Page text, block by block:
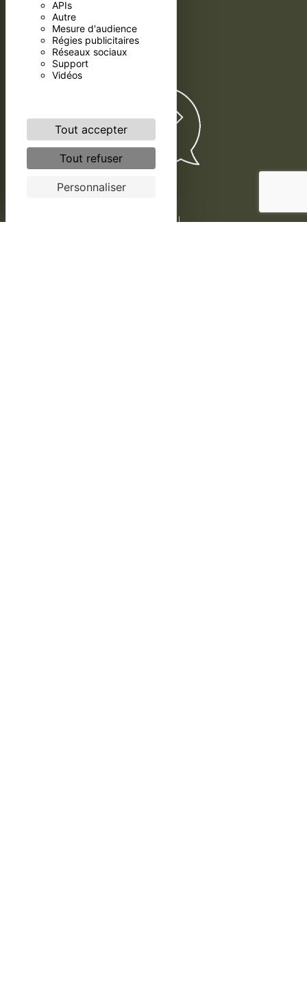
APIs
Autre
Mesure d'audience
Régies publicitaires
Réseaux sociaux
Support
Vidéos
Tout accepter
Tout refuser
Personnaliser
Conseil